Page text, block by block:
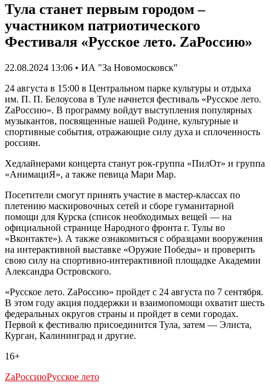
Тула станет первым городом –
участником патриотического
Фестиваля «Русское лето. ZаРоссию»
22.08.2024 13:06 • ИА "За Новомосковск"
24 августа в 15:00 в Центральном парке культуры и отдыха
им. П. П. Белоусова в Туле начнется фестиваль «Русское лето.
ZаРоссию». В программу войдут выступления популярных
музыкантов, посвященные нашей Родине, культурные и
спортивные события, отражающие силу духа и сплоченность
россиян.
Хедлайнерами концерта станут рок-группа «ПилОт» и группа
«АнимациЯ», а также певица Мари Мар.
Посетители смогут принять участие в мастер-классах по
плетению маскировочных сетей и сборе гуманитарной
помощи для Курска (список необходимых вещей — на
официальной странице Народного фронта г. Тулы во
«Вконтакте»). А также ознакомиться с образцами вооружения
на интерактивной выставке «Оружие Победы» и проверить
свою силу на спортивно-интерактивной площадке Академии
Александра Островского.
«Русское лето. ZаРоссию» пройдет с 24 августа по 7 сентября.
В этом году акция поддержки и взаимопомощи охватит шесть
федеральных округов страны и пройдет в семи городах.
Первой к фестивалю присоединится Тула, затем — Элиста,
Курган, Калининград и другие.
16+
ZaРоссиюРусское лето